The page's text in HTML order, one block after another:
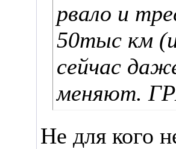
рвало и
50тыс км
сейчас
меняют.
Не для кого